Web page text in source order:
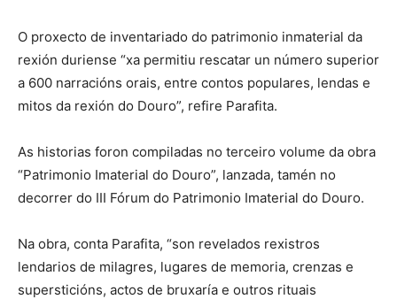
O proxecto de inventariado do patrimonio inmaterial da
rexión duriense “xa permitiu rescatar un número superior
a 600 narracións orais, entre contos populares, lendas e
mitos da rexión do Douro”, refire Parafita.
As historias foron compiladas no terceiro volume da obra
“Patrimonio Imaterial do Douro”, lanzada, tamén no
decorrer do III Fórum do Patrimonio Imaterial do Douro.
Na obra, conta Parafita, “son revelados rexistros
lendarios de milagres, lugares de memoria, crenzas e
supersticións, actos de bruxaría e outros rituais